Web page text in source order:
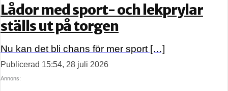
Lådor med sport- och lekprylar
ställs ut på torgen
Nu kan det bli chans för mer sport […]
Publicerad 15:54, 28 juli 2026
Annons: